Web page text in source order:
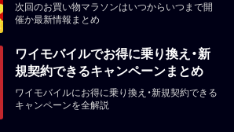
次回のお買い物マラソンはいつからいつまで開
催か最新情報まとめ
ワイモバイルでお得に乗り換え・新
規契約できるキャンペーンまとめ
ワイモバイルにお得に乗り換え・新規契約できる
キャンペーンを全解説